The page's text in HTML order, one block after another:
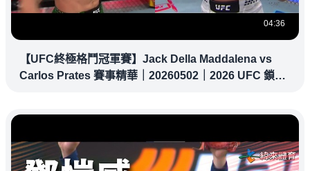
04:36
【UFC終極格鬥冠軍賽】Jack Della Maddalena vs
Carlos Prates 賽事精華｜20260502｜2026 UFC 鎖定